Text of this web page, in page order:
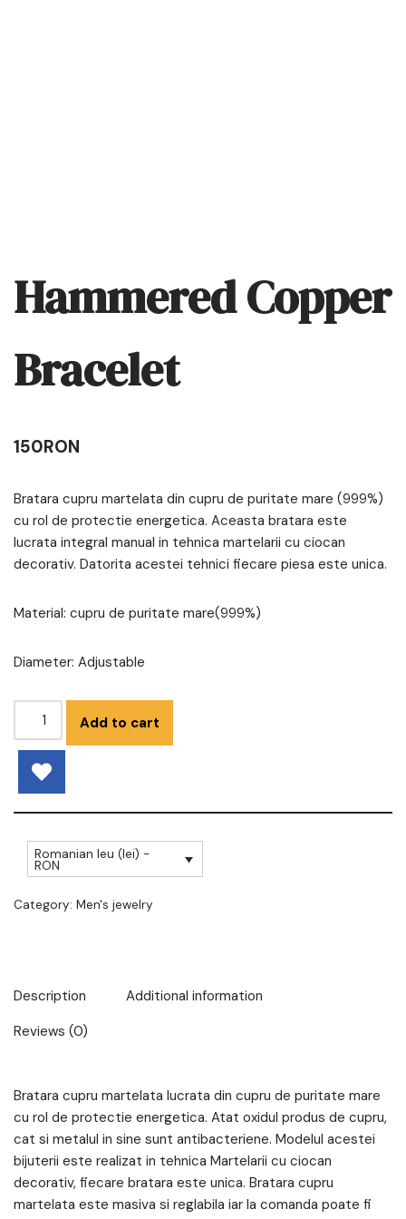
Hammered Copper
Bracelet
150RON
Bratara cupru martelata din cupru de puritate mare (999%)
cu rol de protectie energetica. Aceasta bratara este
lucrata integral manual in tehnica martelarii cu ciocan
decorativ. Datorita acestei tehnici fiecare piesa este unica.
Material: cupru de puritate mare(999%)
Diameter: Adjustable
Add to cart
Romanian leu (lei) -
RON
Category: Men's jewelry
Description
Additional information
Reviews (0)
Bratara cupru martelata lucrata din cupru de puritate mare
cu rol de protectie energetica. Atat oxidul produs de cupru,
cat si metalul in sine sunt antibacteriene. Modelul acestei
bijuterii este realizat in tehnica Martelarii cu ciocan
decorativ, fiecare bratara este unica. Bratara cupru
martelata este masiva si reglabila iar la comanda poate fi